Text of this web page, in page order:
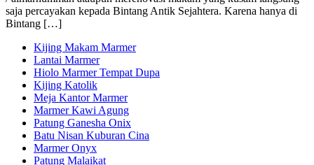
saja percayakan kepada Bintang Antik Sejahtera. Karena hanya di
Bintang […]
Kijing Makam Marmer
Lantai Marmer
Hiolo Marmer Tempat Dupa
Kijing Katolik
Meja Kantor Marmer
Marmer Kawi Agung
Patung Ganesha Onix
Batu Nisan Kuburan Cina
Marmer Onyx
Patung Malaikat